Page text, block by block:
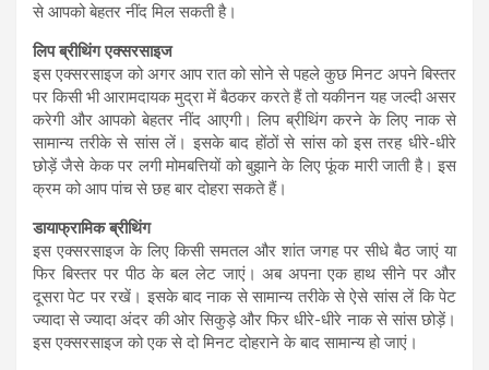
से आपको बेहतर नींद मिल सकती है।
लिप ब्रीथिंग एक्सरसाइज
इस एक्सरसाइज को अगर आप रात को सोने से पहले कुछ मिनट अपने बिस्तर
पर किसी भी आरामदायक मुद्रा में बैठकर करते हैं तो यकीनन यह जल्दी असर
करेगी और आपको बेहतर नींद आएगी। लिप ब्रीथिंग करने के लिए नाक से
सामान्य तरीके से सांस लें। इसके बाद होंठों से सांस को इस तरह धीरे-धीरे
छोड़ें जैसे केक पर लगी मोमबत्तियों को बुझाने के लिए फूंक मारी जाती है। इस
क्रम को आप पांच से छह बार दोहरा सकते हैं।
डायाफ्रामिक ब्रीथिंग
इस एक्सरसाइज के लिए किसी समतल और शांत जगह पर सीधे बैठ जाएं या
फिर बिस्तर पर पीठ के बल लेट जाएं। अब अपना एक हाथ सीने पर और
दूसरा पेट पर रखें। इसके बाद नाक से सामान्य तरीके से ऐसे सांस लें कि पेट
ज्यादा से ज्यादा अंदर की ओर सिकुड़े और फिर धीरे-धीरे नाक से सांस छोड़ें।
इस एक्सरसाइज को एक से दो मिनट दोहराने के बाद सामान्य हो जाएं।